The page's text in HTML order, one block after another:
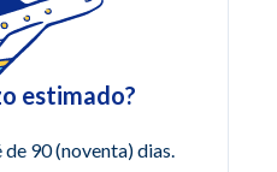
estimado?
90 (noventa) dias.